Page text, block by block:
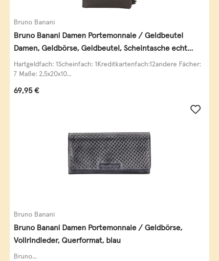
Bruno Banani
Bruno Banani Damen Portemonnaie / Geldbeutel
Damen, Geldbörse, Geldbeutel, Scheintasche echt
Leder
Hartgeldfach: 1Scheinfach: 1Kreditkartenfach:12andere Fächer:
7 Maße: 2,5x20x10...
Regulärer Preis:
69,95 €
Bruno Banani
Bruno Banani Damen Portemonnaie / Geldbörse,
Vollrindleder, Querformat, blau
Bruno...